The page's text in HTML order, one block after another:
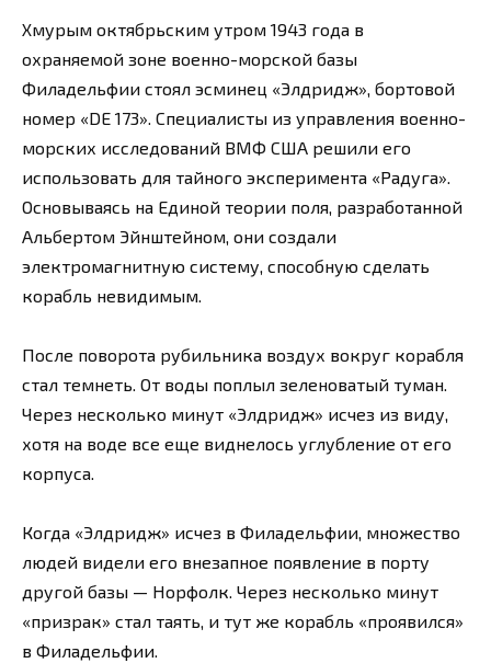
Хмурым октябрьским утром 1943 года в
охраняемой зоне военно-морской базы
Филадельфии стоял эсминец «Элдридж», бортовой
номер «DE 173». Специалисты из управления военно-
морских исследований ВМФ США решили его
использовать для тайного эксперимента «Радуга».
Основываясь на Единой теории поля, разработанной
Альбертом Эйнштейном, они создали
электромагнитную систему, способную сделать
корабль невидимым.
После поворота рубильника воздух вокруг корабля
стал темнеть. От воды поплыл зеленоватый туман.
Через несколько минут «Элдридж» исчез из виду,
хотя на воде все еще виднелось углубление от его
корпуса.
Когда «Элдридж» исчез в Филадельфии, множество
людей видели его внезапное появление в порту
другой базы — Норфолк. Через несколько минут
«призрак» стал таять, и тут же корабль «проявился»
в Филадельфии.